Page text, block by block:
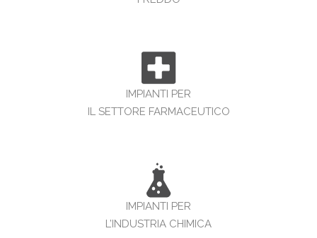
IMPIANTI PER
IL SETTORE FARMACEUTICO
IMPIANTI PER
L’INDUSTRIA CHIMICA